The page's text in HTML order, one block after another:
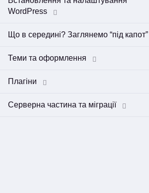
WordPress
Що в середині? Заглянемо “під капот”
Теми та оформлення
Плагіни
Серверна частина та міграції